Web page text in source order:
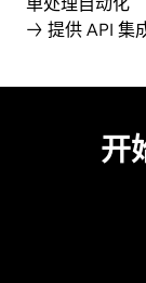
→ 提供 API 集
开